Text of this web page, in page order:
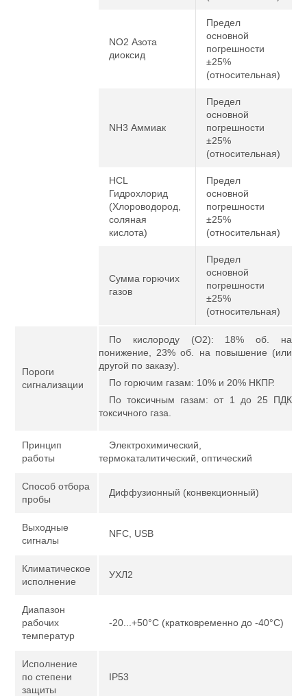
NO2 Азота
диоксид
Предел
основной
погрешности
±25%
(относительная)
NH3 Аммиак
Предел
основной
погрешности
±25%
(относительная)
HCL
Гидрохлорид
(Хлороводород,
соляная
кислота)
Предел
основной
погрешности
±25%
(относительная)
Сумма горючих
газов
Предел
основной
погрешности
±25%
(относительная)
Пороги
сигнализации
По кислороду (О2): 18% об. на
понижение, 23% об. на повышение (или
другой по заказу).
По горючим газам: 10% и 20% НКПР.
По токсичным газам: от 1 до 25 ПДК
токсичного газа.
Принцип
работы
Электрохимический,
термокаталитический, оптический
Способ отбора
пробы
Диффузионный (конвекционный)
Выходные
сигналы
NFC, USB
Климатическое
исполнение
УХЛ2
Диапазон
рабочих
температур
-20...+50°С (кратковременно до -40°С)
Исполнение
по степени
защиты
IP53